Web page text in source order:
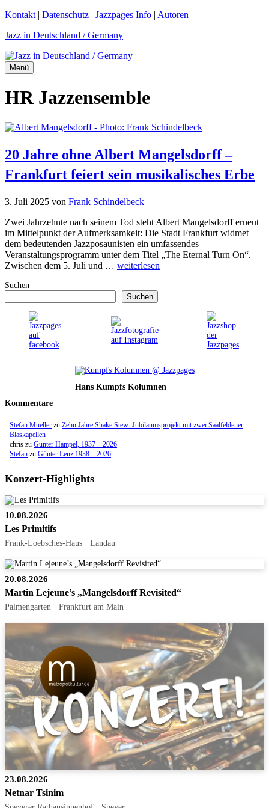
Zum
springen
Kontakt | Datenschutz | Jazzpages Info | Autoren
Jazz in Deutschland / Germany
Menü
HR Jazzensemble
20 Jahre ohne Albert Mangelsdorff –
Frankfurt feiert sein musikalisches Erbe
3. Juli 2025 von Frank Schindelbeck
Zwei Jahrzehnte nach seinem Tod steht Albert Mangelsdorff erneut
im Mittelpunkt der Aufmerksamkeit: Die Stadt Frankfurt widmet
dem bedeutenden Jazzposaunisten ein umfassendes
Veranstaltungsprogramm unter dem Titel „The Eternal Turn On“.
Zwischen dem 5. Juli und … weiterlesen
Suchen
Suchen
Hans Kumpfs Kolumnen
Kommentare
Stefan Mueller zu Zehn Jahre Shake Stew: Jubiläumsprojekt mit zwei Saalfeldener
Blaskapellen
chris zu Gunter Hampel, 1937 – 2026
Stefan zu Günter Lenz 1938 – 2026
Konzert-Highlights
10.08.2026
Les Primitifs
Frank-Loebsches-Haus · Landau
20.08.2026
Martin Lejeune’s „Mangelsdorff Revisited“
Palmengarten · Frankfurt am Main
23.08.2026
Netnar Tsinim